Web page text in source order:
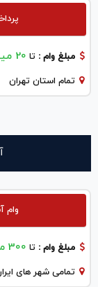
مبلغ وام : تا 20 میلیارد
تمام استان تهران
وام
مبلغ وام : تا 300 میلیون
تمامی شهر های